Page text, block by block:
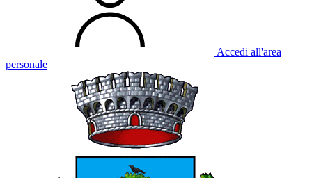
Accedi all'area
personale